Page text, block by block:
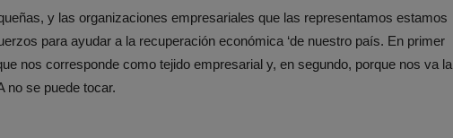
y las organizaciones empresariales que las representamos estamos
para ayudar a la recuperación económica ‘de nuestro país. En primer
nos corresponde como tejido empresarial y, en segundo, porque nos va la
no se puede tocar.